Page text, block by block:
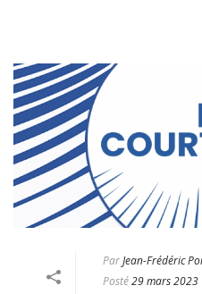
ParJean-Frédéric
Posté29 mars 2023